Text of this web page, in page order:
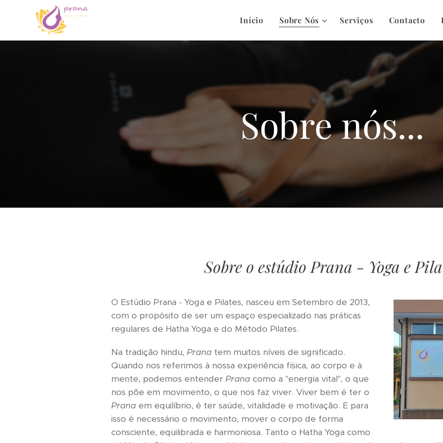
Início Sobre Nós Serviços Contacto
Sobre nós...
Sobre o estúdio Prana - Yoga e
O Estúdio Prana - Yoga e Pilates, nasceu em Setembro de 2013,
com o propósito de ser um espaço especializado nas práticas
regulares de Hatha Yoga e do Método Pilates.
Na tradição hindu, Prana tem muitos níveis de significado.
Quando nos referimos à nossa experiência física, ao corpo e à
mente, podemos entender Pranacomo a "energia vital", o que
nos põe em movimento, o que nos faz viver. Viver bem é ter o
Pranaem equilíbrio, é ter saúde, vitalidade e motivação. E para
isso é necessário o movimento, mover o corpo de forma
consciente, equilibrada e harmoniosa. Tanto o Hatha Yoga como